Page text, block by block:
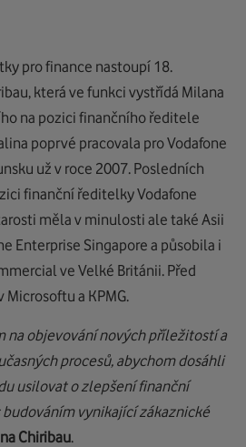
pro finance nastoupí 18.
která ve funkci vystřídá Milana
na pozici finančního ředitele
poprvé pracovala pro Vodafone
už v roce 2007. Posledních
finanční ředitelky Vodafone
měla v minulosti ale také Asii
Enterprise Singapore a působila i
ve Velké Británii. Před
Microsoftu a KPMG.
na objevování nových příležitostí a
procesů, abychom dosáhli
usilovat o zlepšení finanční
vynikající zákaznické
Chiribau.